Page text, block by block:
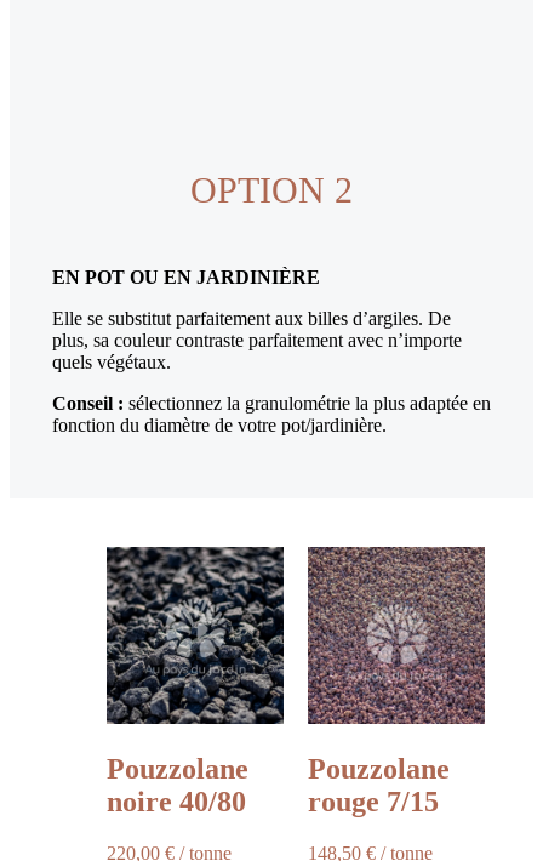
OPTION 2
EN POT OU EN JARDINIÈRE
Elle se substitut parfaitement aux billes d’argiles. De
plus, sa couleur contraste parfaitement avec n’importe
quels végétaux.
Conseil : sélectionnez la granulométrie la plus adaptée en
fonction du diamètre de votre pot/jardinière.
Pouzzolane
noire 40/80
220,00 € / tonne
Pouzzolane
rouge 7/15
148,50 € / tonne